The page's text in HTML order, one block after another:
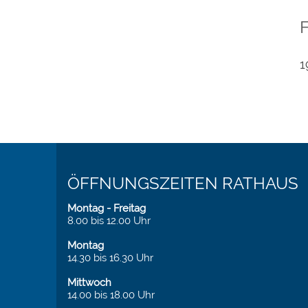
ÖFFNUNGSZEITEN RATHAUS
Montag - Freitag
8.00 bis 12.00 Uhr
Montag
14.30 bis 16.30 Uhr
Mittwoch
14.00 bis 18.00 Uhr